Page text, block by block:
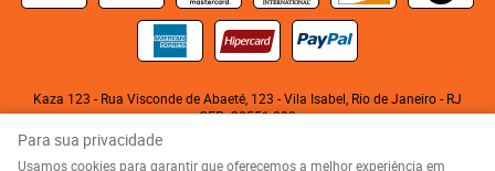
Kaza 123 - Rua Visconde de Abaeté, 123 -Vila Isabel, Rio de Janeiro- RJ
CEP: 20551-080
KITABU LIVRARIA NEGRA E EDITORA LTDA
Para sua privacidade
Usamos cookies para garantir que oferecemos a melhor experiência em